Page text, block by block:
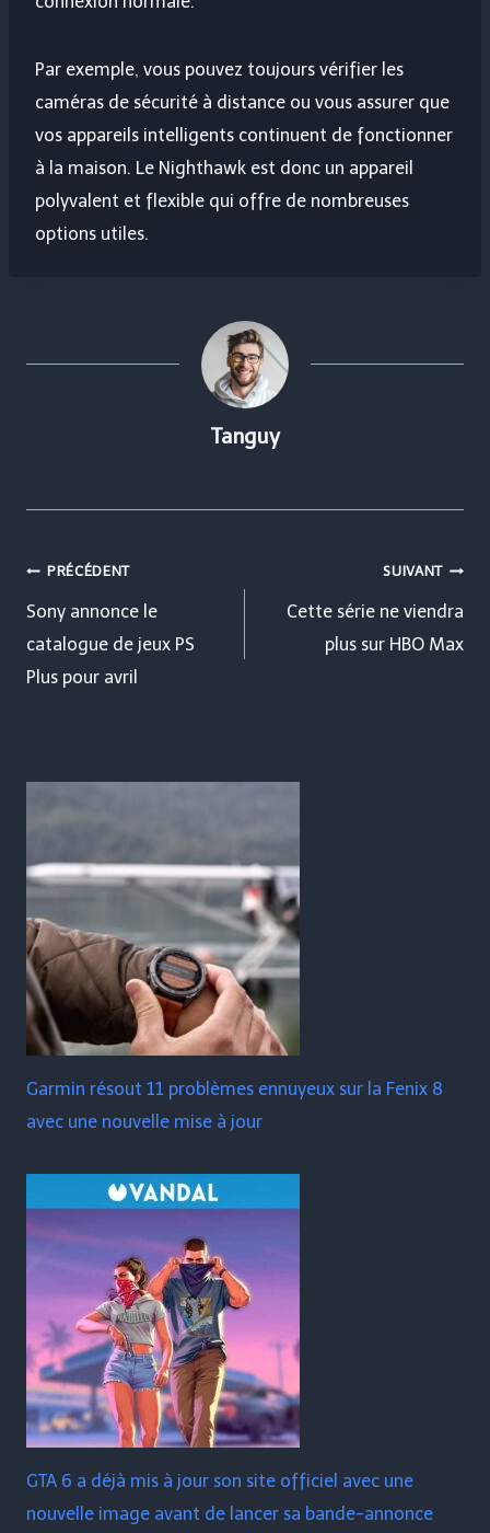
Par exemple, vous pouvez toujours vérifier les
caméras de sécurité à distance ou vous assurer que
vos appareils intelligents continuent de fonctionner
à la maison. Le Nighthawk est donc un appareil
polyvalent et flexible qui offre de nombreuses
options utiles.
Tanguy
Navigation
de
l’article
PRÉCÉDENT
Sony annonce le
catalogue de jeux PS
Plus pour avril
SUIVANT
Cette série ne viendra
plus sur HBO Max
Garmin résout 11 problèmes ennuyeux sur la Fenix ​​​​8
avec une nouvelle mise à jour
GTA 6 a déjà mis à jour son site officiel avec une
nouvelle image avant de lancer sa bande-annonce